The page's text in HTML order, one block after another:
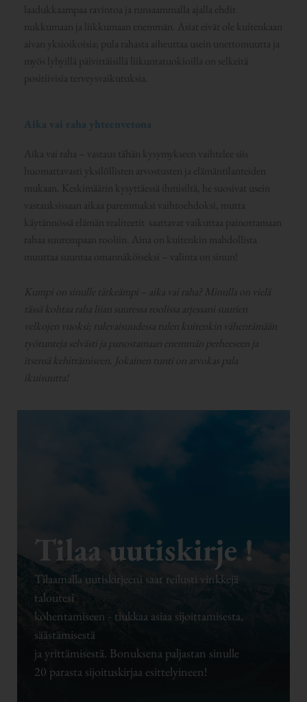
laadukkaampaa ravintoa ja runsaammalla ajalla ehdit
nukkumaan ja liikkumaan enemmän. Asiat eivät ole kuitenkaan
aivan yksioikoisia; pula rahasta aiheuttaa usein unettomuutta ja
myös lyhyillä päivittäisillä liikuntatuokioilla on selkeitä
positiivisia terveysvaikutuksia.
Aika vai raha yhteenvetona
Aika vai raha – vastaus tähän kysymykseen vaihtelee siis
huomattavasti yksilöllisten arvostusten ja elämäntilanteiden
mukaan. Keskimäärin kysyttäessä ihmisiltä, he suosivat usein
vastauksissaan aikaa paremmaksi vaihtoehdoksi, mutta
käytännössä elämän realiteetit saattavat vaikuttaa painottamaan
rahaa suurempaan rooliin. Aina on kuitenkin mahdollista
muuttaa suuntaa omannäköiseksi – valinta on sinun!
Kumpi on sinulle tärkeämpi – aika vai raha? Minulla on vielä
tässä kohtaa raha liian suuressa roolissa arjessani suurien
velkojen vuoksi; tulevaisuudessa tulen kuitenkin vähentämään
työtunteja selvästi ja panostamaan enemmän perheeseen ja
itsensä kehittämiseen. Jokainen tunti on arvokas pala
ikuisuutta!
Tilaa uutiskirje !
Tilaamalla uutiskirjeeni saat reilusti vinkkejä
taloutesi
kohentamiseen - tiukkaa asiaa sijoittamisesta,
säästämisestä
ja yrittämisestä. Bonuksena paljastan sinulle
20 parasta sijoituskirjaa esittelyineen!